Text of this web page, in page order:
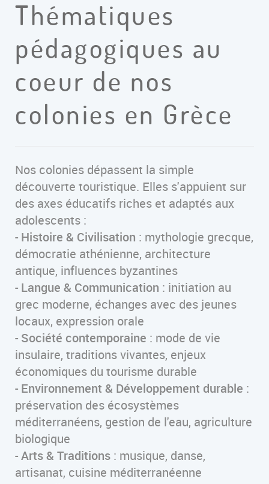
Thématiques
pédagogiques au
coeur de nos
colonies en Grèce
Nos colonies dépassent la simple
découverte touristique. Elles s'appuient sur
des axes éducatifs riches et adaptés aux
adolescents :
- Histoire & Civilisation : mythologie grecque,
démocratie athénienne, architecture
antique, influences byzantines
- Langue & Communication : initiation au
grec moderne, échanges avec des jeunes
locaux, expression orale
- Société contemporaine : mode de vie
insulaire, traditions vivantes, enjeux
économiques du tourisme durable
- Environnement & Développement durable :
préservation des écosystèmes
méditerranéens, gestion de l'eau, agriculture
biologique
-Arts & Traditions : musique, danse,
artisanat, cuisine méditerranéenne